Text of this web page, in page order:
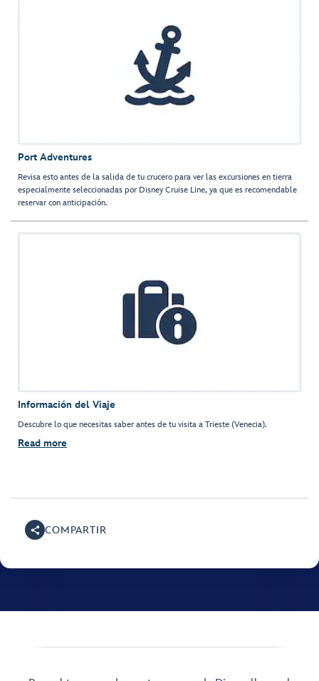
Port Adventures
Revisa esto antes de la salida de tu crucero para ver las excursiones en tierra
especialmente seleccionadas por Disney Cruise Line, ya que es recomendable
reservar con anticipación.
Información del Viaje
Descubre lo que necesitas saber antes de tu visita a Trieste (Venecia).
Read more
COMPARTIR